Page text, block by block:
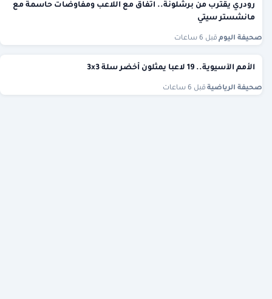
رودري يقترب من برشلونة.. اتفاق مع اللاعب ومفاوضات حاسمة مع
مانشستر سيتي
صحيفة اليوم قبل 6 ساعات
الأمم الآسيوية.. 19 لاعبا يمثلون أخضر سلة 3x3
صحيفة الرياضية قبل 6 ساعات